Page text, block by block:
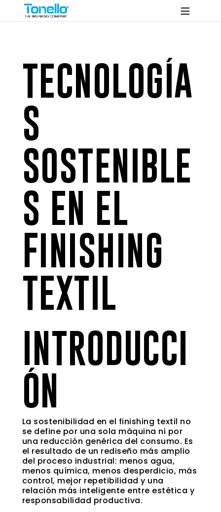
TECNOLOGÍA
S
SOSTENIBLE
S EN EL
FINISHING
TEXTIL
INTRODUCCI
ÓN
La sostenibilidad en el finishing textil no
se define por una sola máquina ni por
una reducción genérica del consumo. Es
el resultado de un rediseño más amplio
del proceso industrial: menos agua,
menos química, menos desperdicio, más
control, mejor repetibilidad y una
relación más inteligente entre estética y
responsabilidad productiva.